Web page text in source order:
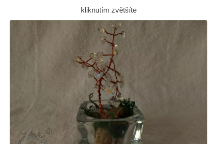
kliknutím zvětšíte